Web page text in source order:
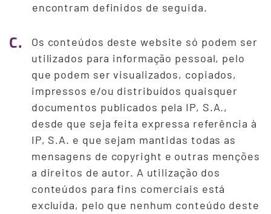
encontram definidos de seguida.
C.
Os conteúdos deste website só podem ser
utilizados para informação pessoal, pelo
que podem ser visualizados, copiados,
impressos e/ou distribuídos quaisquer
documentos publicados pela IP, S.A.,
desde que seja feita expressa referência à
IP, S.A. e que sejam mantidas todas as
mensagens de copyright e outras menções
a direitos de autor. A utilização dos
conteúdos para fins comerciais está
excluída, pelo que nenhum conteúdo deste